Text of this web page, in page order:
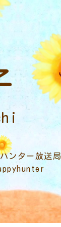
ンター放送局